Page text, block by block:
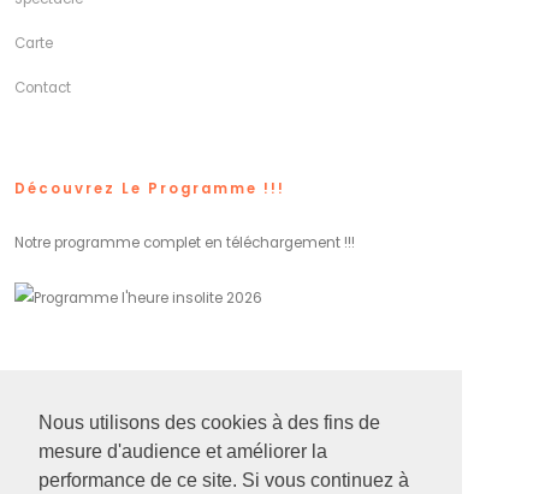
Nous utilisons des cookies à des fins de
mesure d'audience et améliorer la
performance de ce site. Si vous continuez à
Carte
Contact
Découvrez Le Programme !!!
Notre programme complet en téléchargement !!!